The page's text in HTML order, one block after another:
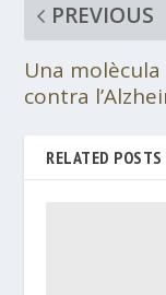
PREVIOUS
Una molècula
contra
RELATED POSTS